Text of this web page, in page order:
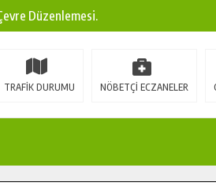
Düzenlemesi.
Katkı Sağlayacak.
TRAFİK DURUMU NÖBETÇİ ECZANELER